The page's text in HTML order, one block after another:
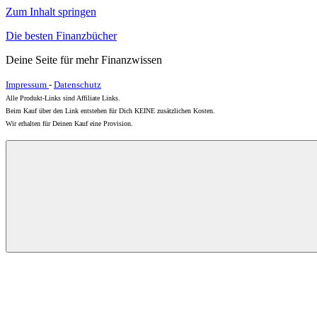
Zum Inhalt springen
Die besten Finanzbücher
Deine Seite für mehr Finanzwissen
Impressum - Datenschutz
Alle Produkt-Links sind Affiliate Links.
Beim Kauf über den Link entstehen für Dich KEINE zusätzlichen Kosten.
Wir erhalten für Deinen Kauf eine Provision.